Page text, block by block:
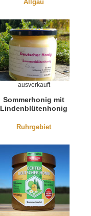
Allgäu
Sommerhonig mit
Lindenblütenhonig
Ruhrgebiet
ausverkauft